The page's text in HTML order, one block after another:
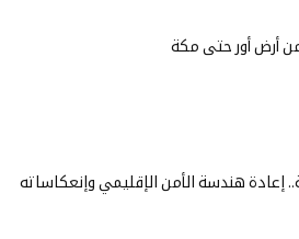
أرض أور حتى مكة
إعادة هندسة الأمن الإقليمي وإنعكاساته